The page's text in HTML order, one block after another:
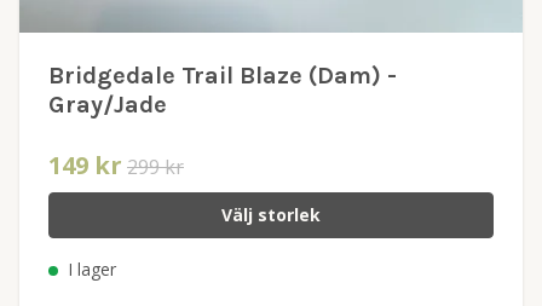
Bridgedale Trail Blaze (Dam) -
Gray/Jade
149 kr 299 kr
Välj storlek
I lager